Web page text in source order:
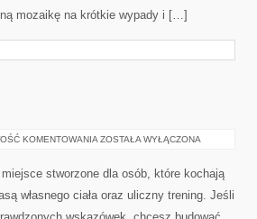
mozaikę na krótkie wypady i […]
KOMENTOWANIA KALISTENIKA
ZOSTAŁA WYŁĄCZONA
stworzone dla osób, które kochają
własnego ciała oraz uliczny trening. Jeśli